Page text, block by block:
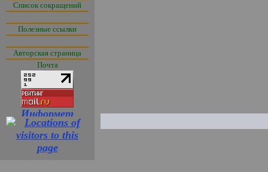
Список сокращений
Полезные ссылки
Авторская страница
Почта